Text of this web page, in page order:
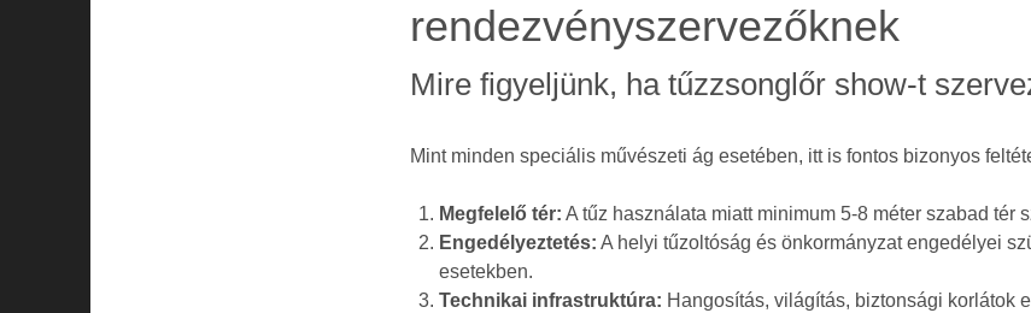
rendezvényszervezőknek
Mire figyeljünk, ha tűzzsonglőr show-t
Mint minden speciális művészeti ág esetében, itt is fontos bizonyos
Megfelelő tér: A tűz használata miatt minimum 5-8 méter szabad tér
Engedélyeztetés: A helyi tűzoltóság és önkormányzat engedélyei
esetekben.
Technikai infrastruktúra: Hangosítás, világítás, biztonsági korlátok